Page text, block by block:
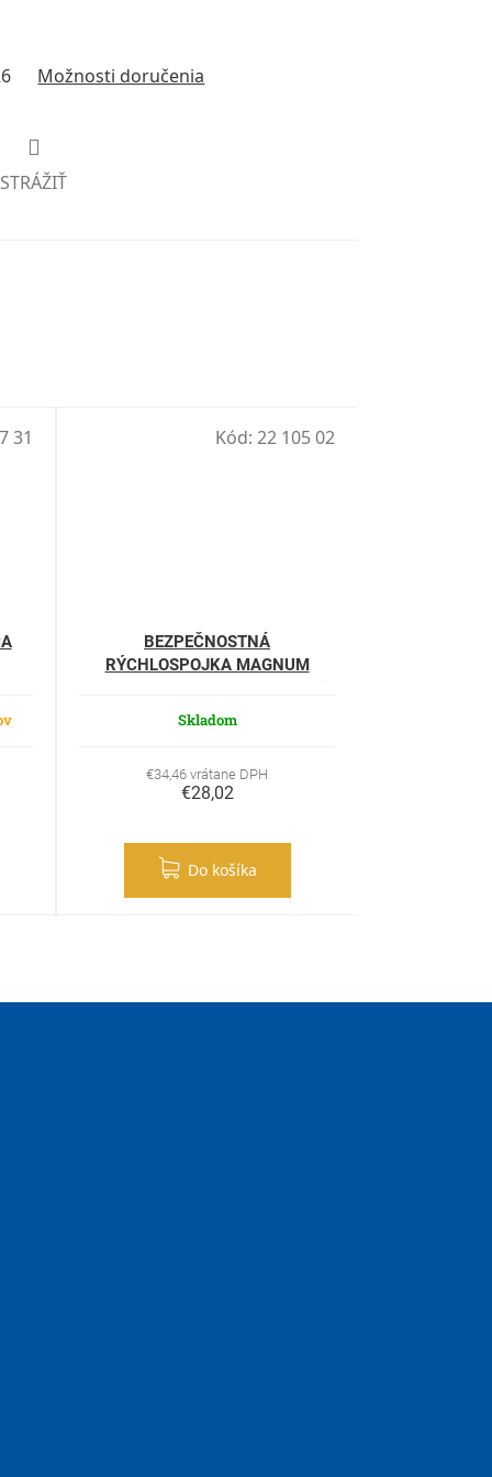
Možnosti doručenia
STRÁŽIŤ
31
BEZPEČNOSTNÁ
RÝCHLOSPOJKA MAGNUM
Skladom
€34,46 vrátane DPH
€28,02
Do košíka
Kód: 22 105 02